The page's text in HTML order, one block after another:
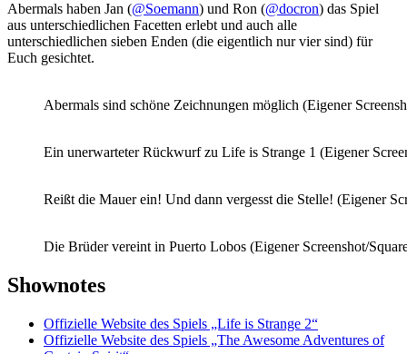
Abermals haben Jan (@Soemann) und Ron (@docron) das Spiel
aus unterschiedlichen Facetten erlebt und auch alle
unterschiedlichen sieben Enden (die eigentlich nur vier sind) für
Euch gesichtet.
Abermals sind schöne Zeichnungen möglich (Eigener
Ein unerwarteter Rückwurf zu Life is Strange 1 (Eigener
Reißt die Mauer ein! Und dann vergesst die Stelle! (Eigener
Die Brüder vereint in Puerto Lobos (Eigener Screenshot/
Shownotes
Offizielle Website des Spiels „Life is Strange 2“
Offizielle Website des Spiels „The Awesome Adventures of